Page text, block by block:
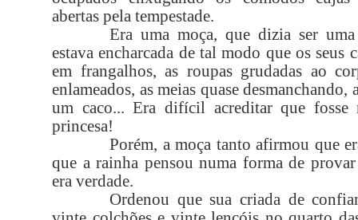
abertas pela tempestade.
Era uma moça, que dizia ser
estava encharcada de tal modo que os seus
em frangalhos, as roupas grudadas ao
enlameados, as meias quase desmanchando,
um caco... Era difícil acreditar que fosse
princesa!
Porém, a moça tanto afirmou que
que a rainha pensou numa forma de
era verdade.
Ordenou que sua criada de